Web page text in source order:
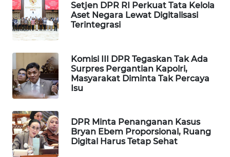
Setjen DPR RI Perkuat Tata Kelola
Aset Negara Lewat Digitalisasi
Terintegrasi
Komisi III DPR Tegaskan Tak Ada
Surpres Pergantian Kapolri,
Masyarakat Diminta Tak Percaya
Isu
DPR Minta Penanganan Kasus
Bryan Ebem Proporsional, Ruang
Digital Harus Tetap Sehat
WAHANA
NEWS
WAHANA
TANI
WAHANA
ADVOKAT
WAHANA
INFRASTRUKTUR